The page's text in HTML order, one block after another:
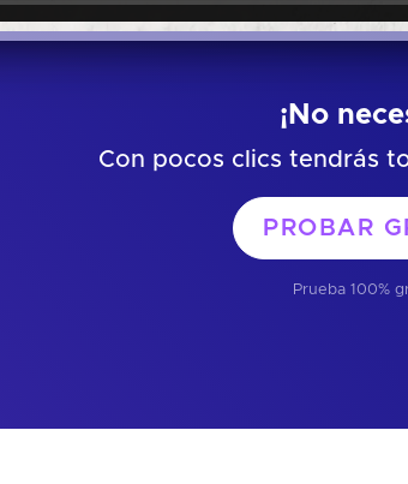
¡No
Con pocos clics tendrás
PROBAR
Prueba 100%